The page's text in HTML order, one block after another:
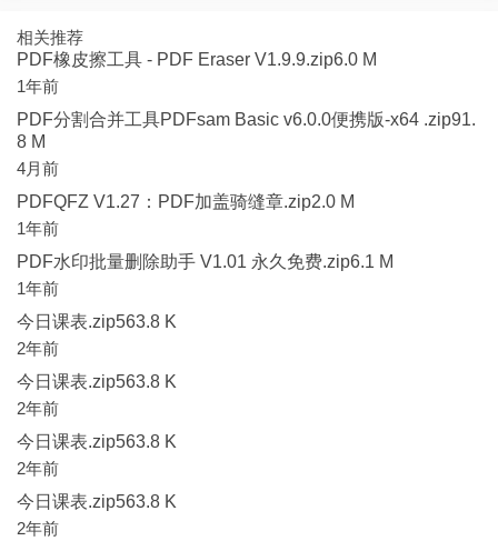
相关推荐
PDF橡皮擦工具 - PDF Eraser V1.9.9.zip6.0 M
1年前
PDF分割合并工具PDFsam Basic v6.0.0便携版-x64 .zip91.
8 M
4月前
PDFQFZ V1.27：PDF加盖骑缝章.zip2.0 M
1年前
PDF水印批量删除助手 V1.01 永久免费.zip6.1 M
1年前
今日课表.zip563.8 K
2年前
今日课表.zip563.8 K
2年前
今日课表.zip563.8 K
2年前
今日课表.zip563.8 K
2年前